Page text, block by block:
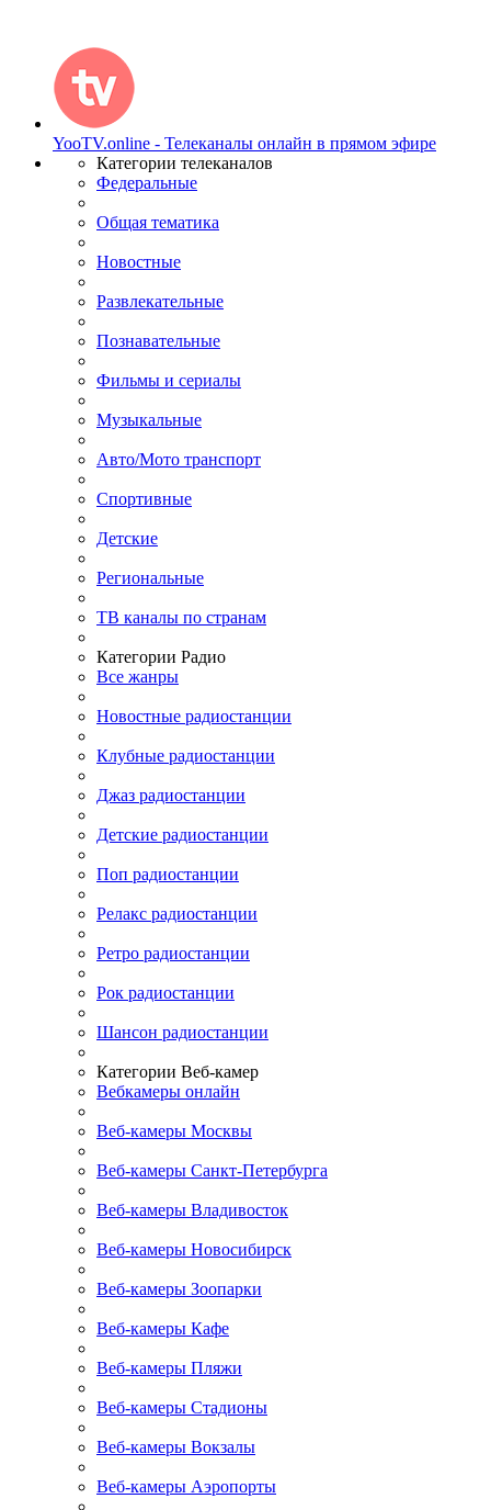
YooTV.online - Телеканалы онлайн в прямом эфире
Категории телеканалов
Федеральные
Общая тематика
Новостные
Развлекательные
Познавательные
Фильмы и сериалы
Музыкальные
Авто/Мото транспорт
Спортивные
Детские
Региональные
ТВ каналы по странам
Категории Радио
Все жанры
Новостные радиостанции
Клубные радиостанции
Джаз радиостанции
Детские радиостанции
Поп радиостанции
Релакс радиостанции
Ретро радиостанции
Рок радиостанции
Шансон радиостанции
Категории Веб-камер
Вебкамеры онлайн
Веб-камеры Москвы
Веб-камеры Санкт-Петербурга
Веб-камеры Владивосток
Веб-камеры Новосибирск
Веб-камеры Зоопарки
Веб-камеры Кафе
Веб-камеры Пляжи
Веб-камеры Стадионы
Веб-камеры Вокзалы
Веб-камеры Аэропорты